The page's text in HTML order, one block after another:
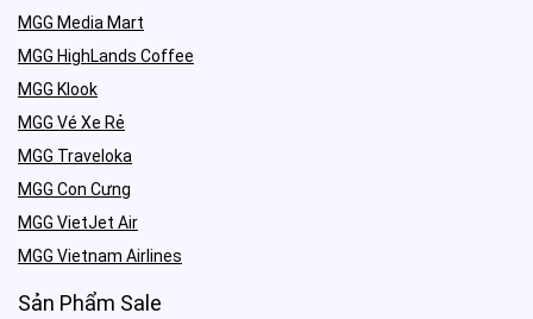
MGG Media Mart
MGG HighLands Coffee
MGG Klook
MGG Vé Xe Rẻ
MGG Traveloka
MGG Con Cưng
MGG VietJet Air
MGG Vietnam Airlines
Sản Phẩm Sale